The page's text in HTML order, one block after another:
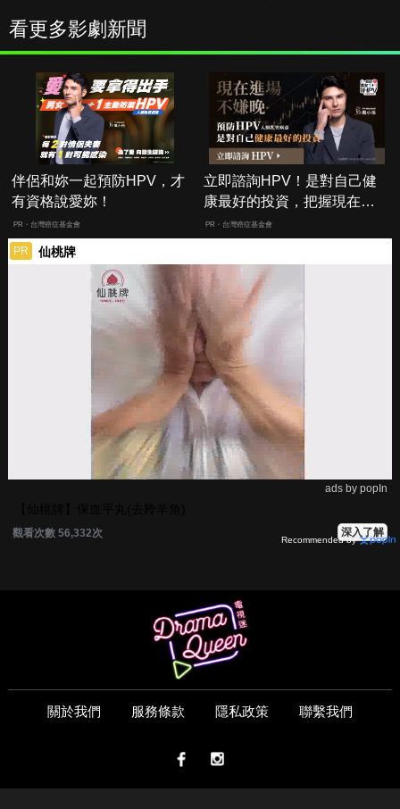
看更多影劇新聞
伴侶和妳一起預防HPV，才
有資格說愛妳！
PR・台灣癌症基金會
立即諮詢HPV！是對自己健
康最好的投資，把握現在不
嫌晚！
PR・台灣癌症基金會
PR 仙桃牌
ads by popIn
觀看次數 56,332次 深入了解
Recommended by
關於我們 服務條款 隱私政策 聯繫我們